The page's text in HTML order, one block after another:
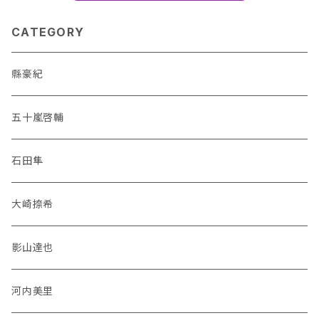
CATEGORY
縣豪紀
五十嵐啓輔
石田隼
大崎捺希
影山達也
河内美里